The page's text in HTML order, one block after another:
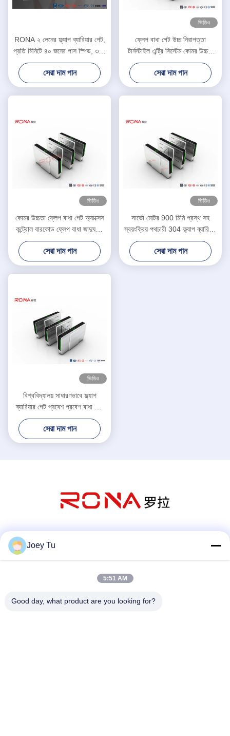
RONA ২ লেনের ফ্ল্যাপ ব্যারিয়ার গেট,
প্রতি মিনিটে ৪০ জনের পাস স্পিড, ৩০৪
স্টেইনলেস স্টিল নির্মাণ এবং দ্বিমুখী
অ্যাক্সেস কন্ট্রোল
সেরা দাম পান
ভিডিও
ফ্লেপ বাধা গেট উচ্চ নিরাপত্তা
টার্নস্টাইল এন্ট্রি সিস্টেম কোমর উচ্চতা
টার্নস্টাইল 550mm পাসওয়ার্ড প্রস্থ
সেরা দাম পান
ভিডিও
কোমর উচ্চতা ফ্লেপ বাধা গেট অ্যাক্সেস
কন্ট্রোল বারকোড ফ্লেপ বাধা জাদুঘরের
জন্য টার্নস্টাইল
সেরা দাম পান
ভিডিও
সার্ভো মোটর 900 মিমি প্রস্থ সহ
স্বয়ংক্রিয় পথচারী 304 ফ্ল্যাপ ব্যারিয়ার
গেট
সেরা দাম পান
ভিডিও
বিশ্ববিদ্যালয় সাধারণভাবে ফ্ল্যাপ
ব্যারিয়ার গেট প্রবেশ প্রবেশ বাধা গেট
টার্নস্টাইল ফেস স্বীকৃতি / কার্ড রিডার
সেরা দাম পান
টেলিফোন
Joey Tu
5:51 AM
Good day, what product are you looking for?